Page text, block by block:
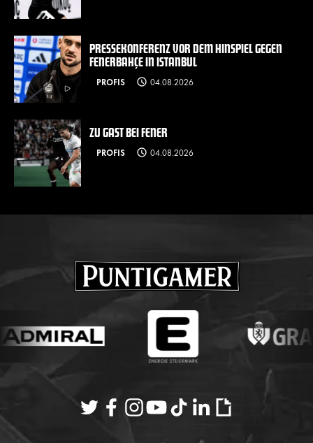
PRESSEKONFERENZ VOR DEM HINSPIEL GEGEN
FENERBAHÇE IN ISTANBUL
PROFIS 04.08.2026
ZU GAST BEI FENER
PROFIS 04.08.2026